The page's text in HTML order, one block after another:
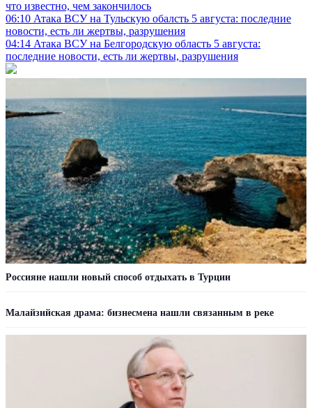
что известно, чем закончилось
06:10 Атака ВСУ на Тульскую обалсть 5 августа: последние
новости, есть ли жертвы, разрушения
04:14 Атака ВСУ на Белгородскую область 5 августа:
последние новости, есть ли жертвы, разрушения
Россияне нашли новый способ отдыхать в Турции
Малайзийская драма: бизнесмена нашли связанным в реке